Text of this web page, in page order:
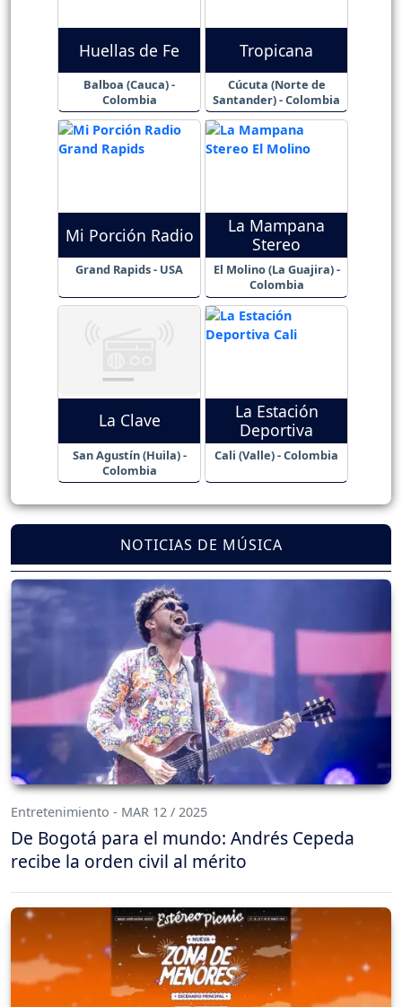
Huellas de Fe
Balboa (Cauca) -
Colombia
Tropicana
Cúcuta (Norte de
Santander) - Colombia
Mi Porción Radio
Grand Rapids - USA
La Mampana
Stereo
El Molino (La Guajira) -
Colombia
La Clave
San Agustín (Huila) -
Colombia
La Estación
Deportiva
Cali (Valle) - Colombia
NOTICIAS DE MÚSICA
Entretenimiento - MAR 12 / 2025
De Bogotá para el mundo: Andrés Cepeda
recibe la orden civil al mérito